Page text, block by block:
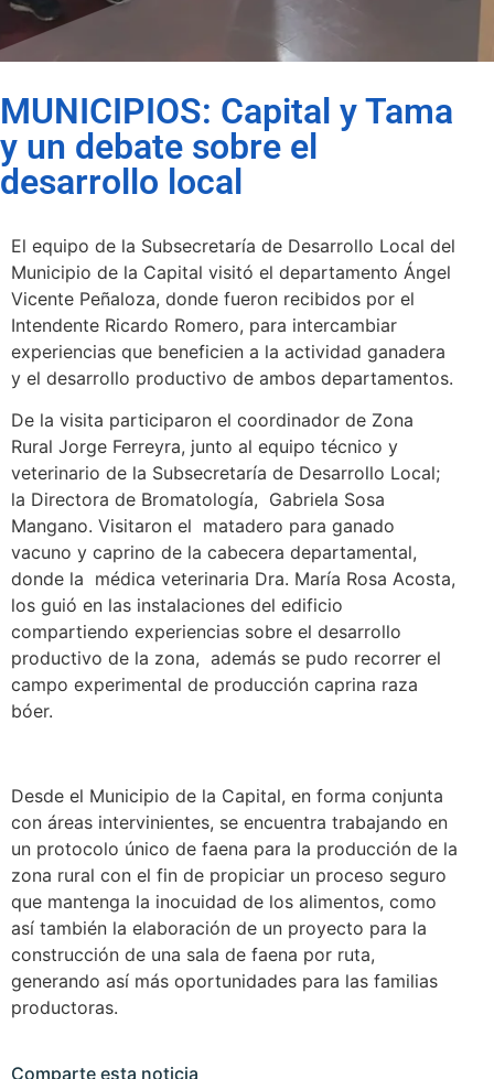
MUNICIPIOS: Capital y Tama
y un debate sobre el
desarrollo local
El equipo de la Subsecretaría de Desarrollo Local del
Municipio de la Capital visitó el departamento Ángel
Vicente Peñaloza, donde fueron recibidos por el
Intendente Ricardo Romero, para intercambiar
experiencias que beneficien a la actividad ganadera
y el desarrollo productivo de ambos departamentos.
De la visita participaron el coordinador de Zona
Rural Jorge Ferreyra, junto al equipo técnico y
veterinario de la Subsecretaría de Desarrollo Local;
la Directora de Bromatología, Gabriela Sosa
Mangano. Visitaron el matadero para ganado
vacuno y caprino de la cabecera departamental,
donde la médica veterinaria Dra. María Rosa Acosta,
los guió en las instalaciones del edificio
compartiendo experiencias sobre el desarrollo
productivo de la zona, además se pudo recorrer el
campo experimental de producción caprina raza
bóer.
Desde el Municipio de la Capital, en forma conjunta
con áreas intervinientes, se encuentra trabajando en
un protocolo único de faena para la producción de la
zona rural con el fin de propiciar un proceso seguro
que mantenga la inocuidad de los alimentos, como
así también la elaboración de un proyecto para la
construcción de una sala de faena por ruta,
generando así más oportunidades para las familias
productoras.
Comparte esta noticia